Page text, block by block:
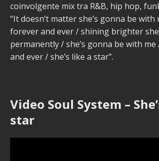
coinvolgente mix tra R&B, hip hop,
“It doesn’t matter she’s gonna be with
forever and ever / shining brighter
permanently / she’s gonna be with
and ever / she’s like a star”.
Video Soul System –
star